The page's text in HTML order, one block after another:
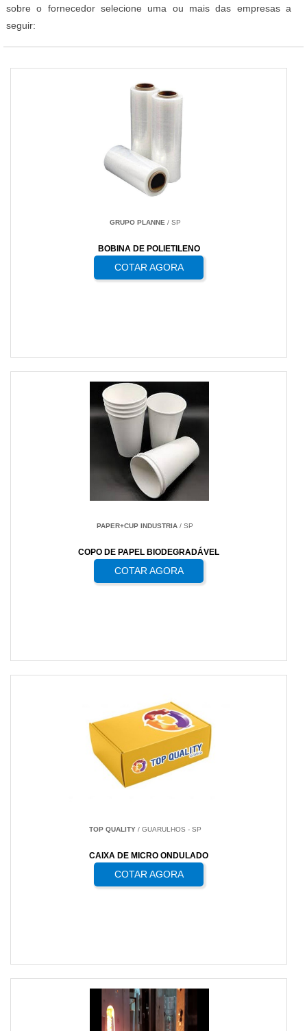
sobre o fornecedor selecione uma ou mais das empresas a
seguir:
GRUPO PLANNE/ SP
BOBINA DE POLIETILENO
COTAR AGORA
PAPER+CUP INDUSTRIA / SP
COPO DE PAPEL BIODEGRADÁVEL
COTAR AGORA
TOP QUALITY/ GUARULHOS - SP
CAIXA DE MICRO ONDULADO
COTAR AGORA